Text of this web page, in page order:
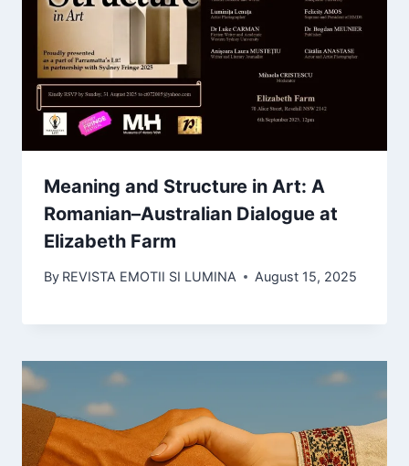
Meaning and Structure in Art: A
Romanian–Australian Dialogue at
Elizabeth Farm
By REVISTA EMOTII SI LUMINA August 15, 2025